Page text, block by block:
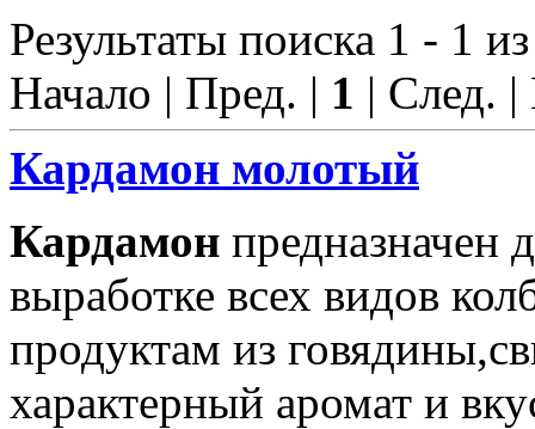
Результаты поиска 1 - 1
Начало | Пред. | 1 | След.
Кардамон молотый
Кардамон предназначен
выработке всех видов
продуктам из
характерный аромат и